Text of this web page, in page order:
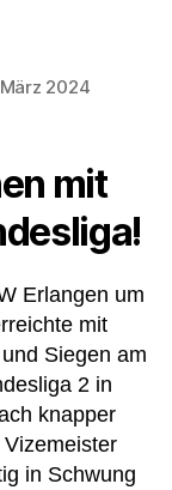
2024
mit
Erlangen um
mit
Siegen am
2 in
knapper
in Schwung